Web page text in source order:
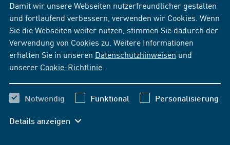
Damit wir unsere Webseiten nutzerfreundlicher gestalten
und fortlaufend verbessern, verwenden wir Cookies. Wenn
Sie die Webseiten weiter nutzen, stimmen Sie dadurch der
Verwendung von Cookies zu. Weitere Informationen
erhalten Sie in unseren Datenschutzhinweisen und
unserer Cookie-Richtlinie
Notwendig Funktional Personalisierung
Details anzeigen